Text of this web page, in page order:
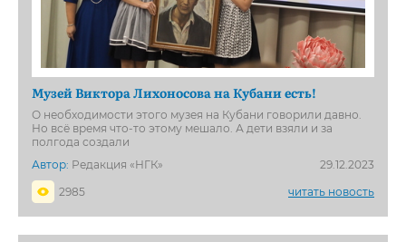
Музей Виктора Лихоносова на Кубани есть!
О необходимости этого музея на Кубани говорили давно.
Но всё время что-то этому мешало. А дети взяли и за
полгода создали
Автор: Редакция «НГК»
29.12.2023
2985
читать новость